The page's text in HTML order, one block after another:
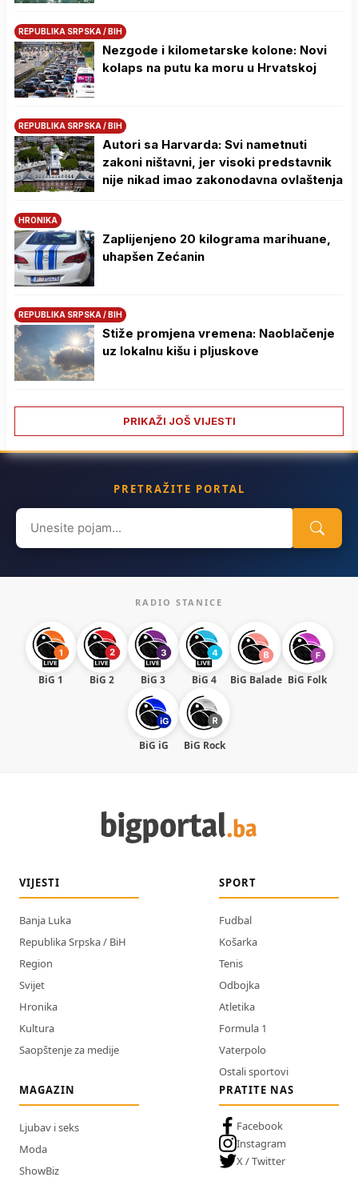
REPUBLIKA SRPSKA / BIH
Nezgode i kilometarske kolone: Novi
kolaps na putu ka moru u Hrvatskoj
REPUBLIKA SRPSKA / BIH
Autori sa Harvarda: Svi nametnuti
zakoni ništavni, jer visoki predstavnik
nije nikad imao zakonodavna ovlaštenja
HRONIKA
Zaplijenjeno 20 kilograma marihuane,
uhapšen Zećanin
REPUBLIKA SRPSKA / BIH
Stiže promjena vremena: Naoblačenje
uz lokalnu kišu i pljuskove
PRIKAŽI JOŠ VIJESTI
PRETRAŽITE PORTAL
Search
for:
RADIO STANICE
BiG 1 BiG 2 BiG 3 BiG 4 BiG Balade BiG Folk
BiG iG BiG Rock
VIJESTI
Banja Luka
Republika Srpska / BiH
Region
Svijet
Hronika
Kultura
Saopštenje za medije
SPORT
Fudbal
Košarka
Tenis
Odbojka
Atletika
Formula 1
Vaterpolo
Ostali sportovi
MAGAZIN
Ljubav i seks
Moda
ShowBiz
PRATITE NAS
Facebook
Instagram
X / Twitter